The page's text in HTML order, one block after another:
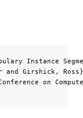
Instance
and Girshick,
on